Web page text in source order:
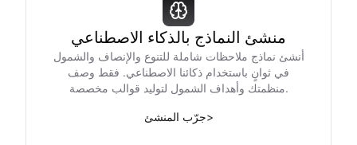
منشئ النماذج بالذكاء الاصطناعي
أنشئ نماذج ملاحظات شاملة للتنوع والإنصاف والشمول
في ثوانٍ باستخدام ذكائنا الاصطناعي. فقط وصف
منظمتك وأهداف الشمول لتوليد قوالب مخصصة.
جرّب المنشئ>